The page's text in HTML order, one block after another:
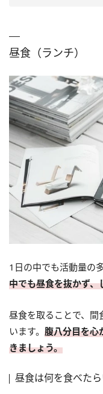
昼食（ランチ）
1日の中でも活動量の
中でも昼食を抜かず
昼食を取ることで、間
います。 腹八分目を心
きましょう。
昼食は何を食べたら